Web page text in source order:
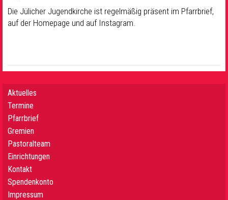
Die Jülicher Jugendkirche ist regelmäßig präsent im Pfarrbrief,
auf der Homepage und auf Instagram.
Aktuelles
Termine
Pfarrbrief
Gremien
Pastoralteam
Einrichtungen
Kontakt
Spendenkonto
Impressum